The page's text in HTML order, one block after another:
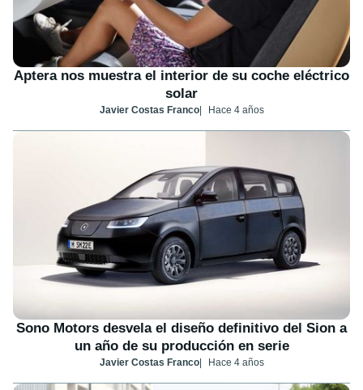
Aptera nos muestra el interior de su coche eléctrico
solar
Javier Costas Franco Hace 4 años
Sono Motors desvela el diseño definitivo del Sion a
un año de su producción en serie
Javier Costas Franco Hace 4 años